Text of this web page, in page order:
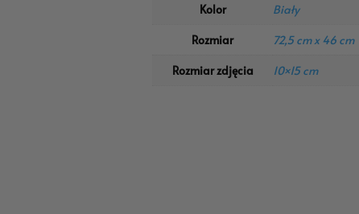
Kolor
Biały
Rozmiar
72,5 cm x 46 cm
Rozmiar zdjęcia
10×15 cm